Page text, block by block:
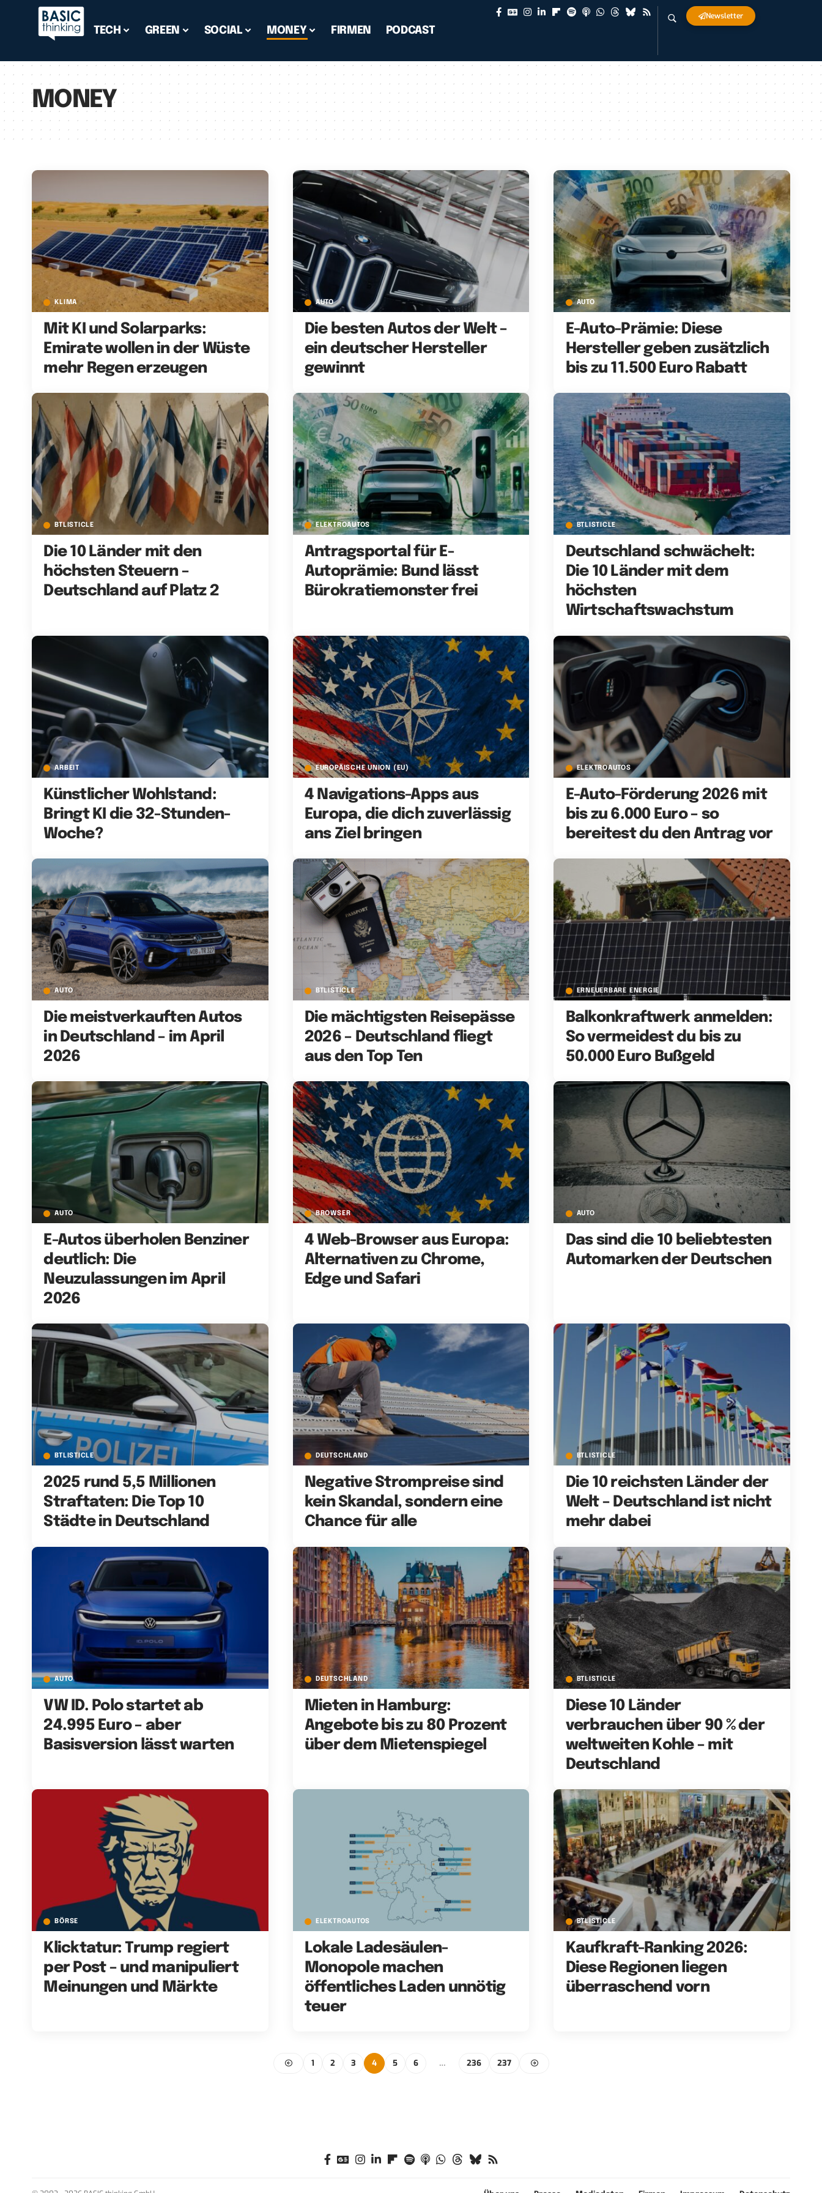
TECH GREEN SOCIAL MONEY FIRMEN PODCAST
Newsletter
MONEY
KLIMA
Mit KI und Solarparks:
Emirate wollen in der Wüste
mehr Regen erzeugen
AUTO
Die besten Autos der Welt –
ein deutscher Hersteller
gewinnt
AUTO
E-Auto-Prämie: Diese
Hersteller geben zusätzlich
bis zu 11.500 Euro Rabatt
BTLISTICLE
Die 10 Länder mit den
höchsten Steuern –
Deutschland auf Platz 2
ELEKTROAUTOS
Antragsportal für E-
Autoprämie: Bund lässt
Bürokratiemonster frei
BTLISTICLE
Deutschland schwächelt:
Die 10 Länder mit dem
höchsten
Wirtschaftswachstum
ARBEIT
Künstlicher Wohlstand:
Bringt KI die 32-Stunden-
Woche?
EUROPÄISCHE UNION (EU)
4 Navigations-Apps aus
Europa, die dich zuverlässig
ans Ziel bringen
ELEKTROAUTOS
E-Auto-Förderung 2026 mit
bis zu 6.000 Euro – so
bereitest du den Antrag vor
AUTO
Die meistverkauften Autos
in Deutschland – im April
2026
BTLISTICLE
Die mächtigsten Reisepässe
2026 – Deutschland fliegt
aus den Top Ten
ERNEUERBARE ENERGIE
Balkonkraftwerk anmelden:
So vermeidest du bis zu
50.000 Euro Bußgeld
AUTO
E-Autos überholen Benziner
deutlich: Die
Neuzulassungen im April
2026
BROWSER
4 Web-Browser aus Europa:
Alternativen zu Chrome,
Edge und Safari
AUTO
Das sind die 10 beliebtesten
Automarken der Deutschen
BTLISTICLE
2025 rund 5,5 Millionen
Straftaten: Die Top 10
Städte in Deutschland
DEUTSCHLAND
Negative Strompreise sind
kein Skandal, sondern eine
Chance für alle
BTLISTICLE
Die 10 reichsten Länder der
Welt – Deutschland ist nicht
mehr dabei
AUTO
VW ID. Polo startet ab
24.995 Euro – aber
Basisversion lässt warten
DEUTSCHLAND
Mieten in Hamburg:
Angebote bis zu 80 Prozent
über dem Mietenspiegel
BTLISTICLE
Diese 10 Länder
verbrauchen über 90 % der
weltweiten Kohle – mit
Deutschland
BÖRSE
Klicktatur: Trump regiert
per Post – und manipuliert
Meinungen und Märkte
ELEKTROAUTOS
Lokale Ladesäulen-
Monopole machen
öffentliches Laden unnötig
teuer
BTLISTICLE
Kaufkraft-Ranking 2026:
Diese Regionen liegen
überraschend vorn
1 2 3 4 5 6 … 236 237